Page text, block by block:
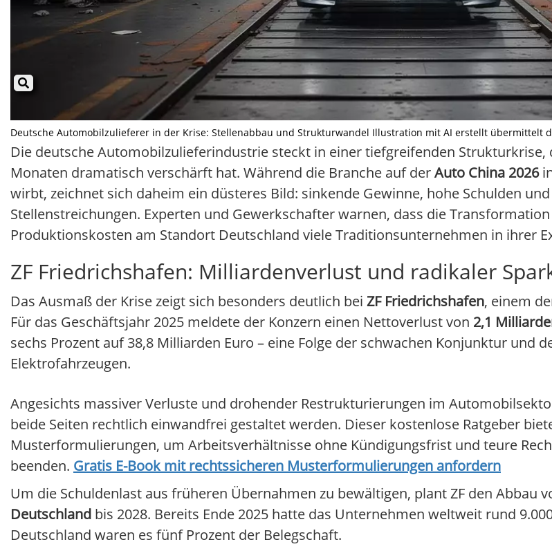
Deutsche Automobilzulieferer in der Krise: Stellenabbau und Strukturwandel Illustration mit AI erstellt übermittelt
Die deutsche Automobilzulieferindustrie steckt in einer tiefgreifenden Strukturkrise,
Monaten dramatisch verschärft hat. Während die Branche auf derAuto China 2026
wirbt, zeichnet sich daheim ein düsteres Bild: sinkende Gewinne, hohe Schulden
Stellenstreichungen. Experten und Gewerkschafter warnen, dass die
Produktionskosten am Standort Deutschland viele Traditionsunternehmen in ihrer
ZF Friedrichshafen: Milliardenverlust und radikaler
Das Ausmaß der Krise zeigt sich besonders deutlich bei ZF Friedrichshafen, einem
Für das Geschäftsjahr 2025 meldete der Konzern einen Nettoverlust von 2,1
sechs Prozent auf 38,8 Milliarden Euro – eine Folge der schwachen Konjunktur und
Elektrofahrzeugen.
Angesichts massiver Verluste und drohender Restrukturierungen im
beide Seiten rechtlich einwandfrei gestaltet werden. Dieser kostenlose Ratgeber
Musterformulierungen, um Arbeitsverhältnisse ohne Kündigungsfrist und teure
beenden. Gratis E-Book mit rechtssicheren Musterformulierungen anfordern
Um die Schuldenlast aus früheren Übernahmen zu bewältigen, plant ZF den Abbau
Deutschland bis 2028. Bereits Ende 2025 hatte das Unternehmen weltweit rund
Deutschland waren es fünf Prozent der Belegschaft.